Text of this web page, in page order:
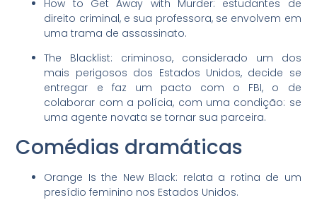
How to Get Away with Murder: estudantes de
direito criminal, e sua professora, se envolvem em
uma trama de assassinato.
The Blacklist: criminoso, considerado um dos
mais perigosos dos Estados Unidos, decide se
entregar e faz um pacto com o FBI, o de
colaborar com a polícia, com uma condição: se
uma agente novata se tornar sua parceira.
Comédias dramáticas
Orange Is the New Black: relata a rotina de um
presídio feminino nos Estados Unidos.